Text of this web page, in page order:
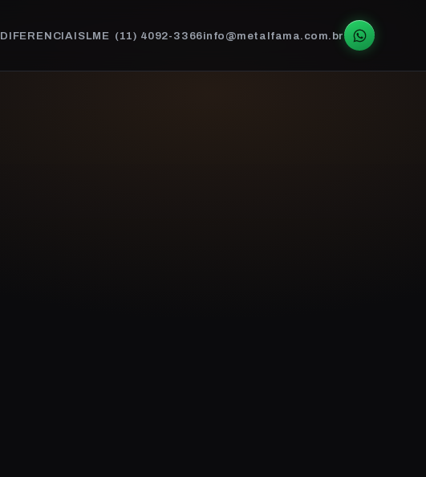
DIFERENCIAISLME (11) 4092-3366info@metalfama.com.br